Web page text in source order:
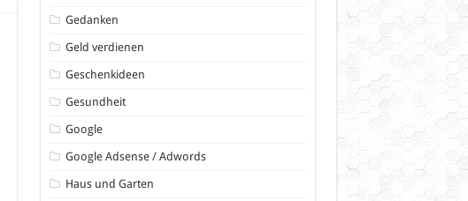
Gedanken
Geld verdienen
Geschenkideen
Gesundheit
Google
Google Adsense / Adwords
Haus und Garten